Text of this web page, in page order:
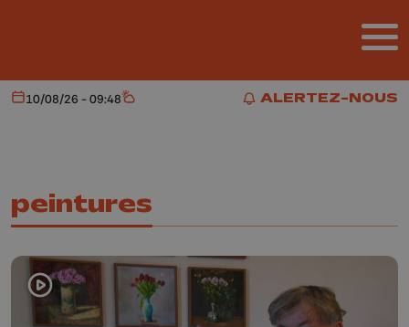
ALERTEZ-NOUS
ALERTEZ-NOUS
Aujourd'hui
10/08/26 - 09:48 Météo
peintures